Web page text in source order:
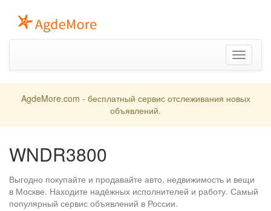
Toggle
navigation
AgdeMore.com - бесплатный сервис отслеживания новых
объявлений.
WNDR3800
Выгодно покупайте и продавайте авто, недвижимость и вещи
в Москве. Находите надёжных исполнителей и работу. Самый
популярный сервис объявлений в России.